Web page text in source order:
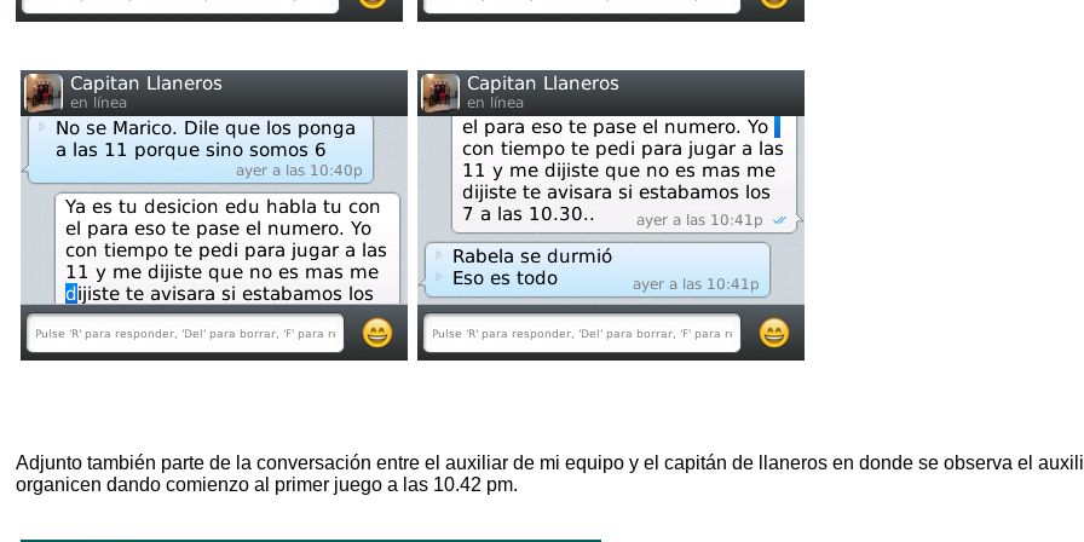
Adjunto también parte de la conversación entre el auxiliar de mi equipo y el capitán de llaneros en donde se observa el
organicen dando comienzo al primer juego a las 10.42 pm.